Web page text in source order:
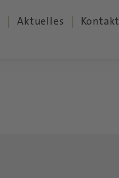
Aktuelles Kontakt